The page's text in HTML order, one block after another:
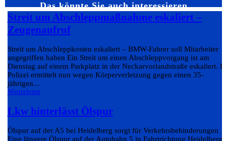
Das könnte Sie auch interessieren…
Streit um Abschleppmaßnahme eskaliert –
Zeugenaufruf
Streit um Abschleppkosten eskaliert – BMW-Fahrer soll Mitarbeiter
angegriffen haben Ein Streit um einen Abschleppvorgang ist am
Dienstag auf einem Parkplatz in der Neckarvorlandstraße eskaliert.
Polizei ermittelt nun wegen Körperverletzung gegen einen 35-
jährigen...
Weiterlesen
Lkw hinterlässt Ölspur
Ölspur auf der A5 bei Heidelberg sorgt für Verkehrsbehinderungen
Eine längere Ölspur auf der Autobahn 5 in Fahrtrichtung Heidelberg